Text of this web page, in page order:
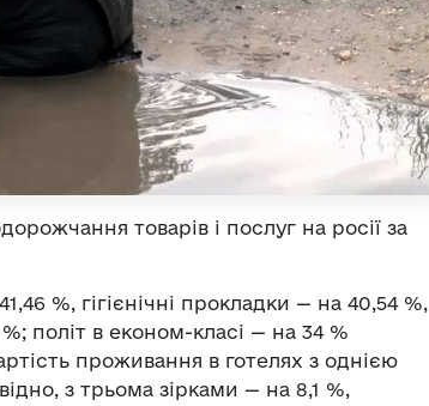
товарів і послуг на росії за
%, гігієнічні прокладки — на 40,54 %,
політ в економ-класі — на 34 %
проживання в готелях з однією
з трьома зірками — на 8,1 %,